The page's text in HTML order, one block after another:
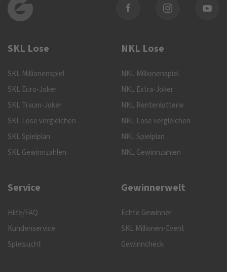
SKL Lose
SKL Millionenspiel
SKL Euro-Joker
SKL Traum-Joker
SKL Lose vergleichen
SKL Spielplan
SKL Gewinnzahlen
Service
Hilfe/FAQ
Kundenservice
Spielsucht
NKL Lose
NKL Millionenspiel
NKL Extra-Joker
NKL Rentenlotterie
NKL Lose vergleichen
NKL Spielplan
NKL Gewinnzahlen
Gewinnerwelt
Echte Gewinner
SKL Millionen-Event
Gewinncheck